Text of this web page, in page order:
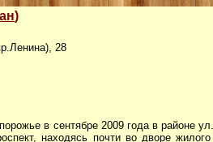
)
28
в сентябре 2009 года в районе
находясь почти во дворе